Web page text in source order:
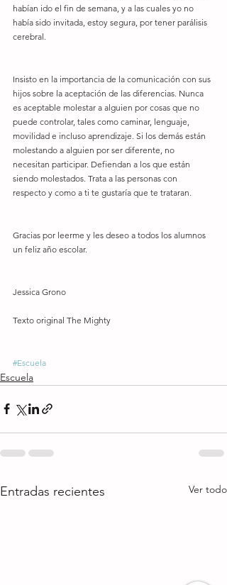
habían ido el fin de semana, y a las cuales yo no
había sido invitada, estoy segura, por tener parálisis
cerebral.
Insisto en la importancia de la comunicación con sus
hijos sobre la aceptación de las diferencias. Nunca
es aceptable molestar a alguien por cosas que no
puede controlar, tales como caminar, lenguaje,
movilidad e incluso aprendizaje. Si los demás están
molestando a alguien por ser diferente, no
necesitan participar. Defiendan a los que están
siendo molestados. Trata a las personas con
respecto y como a ti te gustaría que te trataran.
Gracias por leerme y les deseo a todos los alumnos
un feliz año escolar.
Jessica Grono
Texto original The Mighty
#Escuela
Escuela
Entradas recientes Ver todo